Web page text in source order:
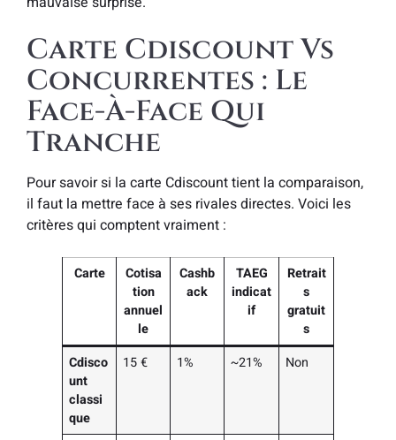
Carte Cdiscount Vs
Concurrentes : Le
Face-À-Face Qui
Tranche
Pour savoir si la carte Cdiscount tient la comparaison,
il faut la mettre face à ses rivales directes. Voici les
critères qui comptent vraiment :
Carte
Cotisa
tion
annuel
le
Cashb
ack
TAEG
indicat
if
Retrait
s
gratuit
s
Cdisco
unt
classi
que
15 € 1% ~21% Non